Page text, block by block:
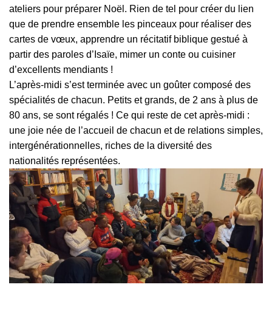
ateliers pour préparer Noël. Rien de tel pour créer du lien
que de prendre ensemble les pinceaux pour réaliser des
cartes de vœux, apprendre un récitatif biblique gestué à
partir des paroles d’Isaïe, mimer un conte ou cuisiner
d’excellents mendiants !
L’après-midi s’est terminée avec un goûter composé des
spécialités de chacun. Petits et grands, de 2 ans à plus de
80 ans, se sont régalés ! Ce qui reste de cet après-midi :
une joie née de l’accueil de chacun et de relations simples,
intergénérationnelles, riches de la diversité des
nationalités représentées.